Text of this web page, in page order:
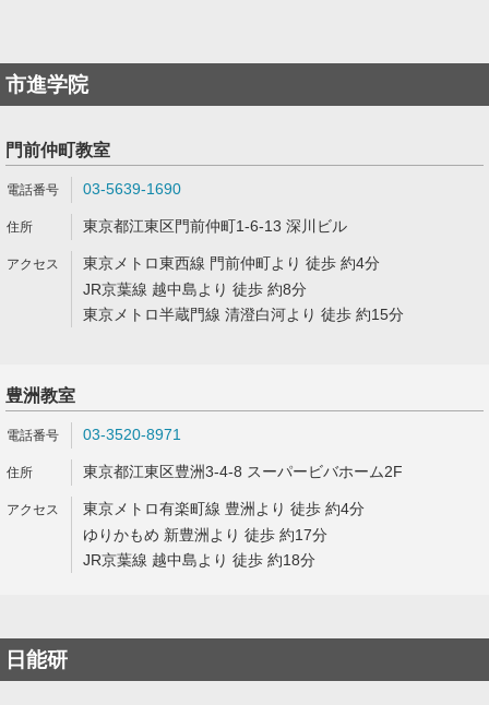
市進学院
門前仲町教室
03-5639-1690
東京都江東区門前仲町1-6-13 深川ビル
東京メトロ東西線 門前仲町より 徒歩 約4分
JR京葉線 越中島より 徒歩 約8分
東京メトロ半蔵門線 清澄白河より 徒歩 約15分
豊洲教室
03-3520-8971
東京都江東区豊洲3-4-8 スーパービバホーム2F
東京メトロ有楽町線 豊洲より 徒歩 約4分
ゆりかもめ 新豊洲より 徒歩 約17分
JR京葉線 越中島より 徒歩 約18分
日能研